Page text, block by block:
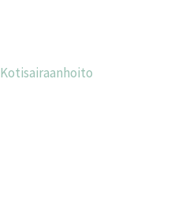
Kotisairaanhoito